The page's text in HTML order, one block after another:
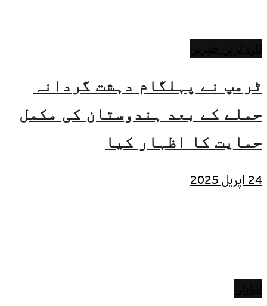
ٹرمپ نے پہلگام دہشت گردانہ
حملے کے بعد ہندوستان کی مکمل
حمایت کا اظہار کیا
24 اپریل 2025